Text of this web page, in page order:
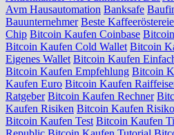
Avm Hausautomation Banksafe
Bauunternehmer Beste
Chip Bitcoin Kaufen Coinbase
Bitcoin Kaufen Cold Wallet Bitcoin
Eigenes Wallet Bitcoin Kaufen
Bitcoin Kaufen Empfehlung Bitcoin
Kaufen Euro Bitcoin Kaufen
Ratgeber Bitcoin Kaufen Rechner
Kaufen Risiken Bitcoin Kaufen Risiko
Bitcoin Kaufen Test Bitcoin Kaufen